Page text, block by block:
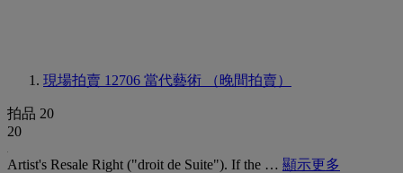
現場拍賣 12706 當代藝術 （晚間拍賣）
拍品 20
20
Artist's Resale Right ("droit de Suite"). If the … 顯示更多